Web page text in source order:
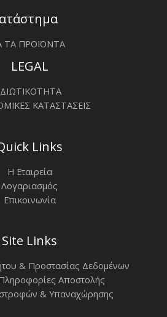
ΤΑ ΠΡΟΪΟΝΤΑ
LEGAL
ΚΑΤΑΣΤΑΣΕΙΣ
Links
Η Εταιρεία
Λογαριασμός
Επικοινωνία
Site Links
& Προστασίας Δεδομένων
Αποστολής
& Υπαναχώρησης